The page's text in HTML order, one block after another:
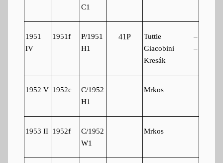
C1
1951
IV
1951f
P/1951
H1
41P
Tuttle –
Giacobini –
Kresák
1952 V 1952c
C/1952
H1
Mrkos
1953 II 1952f
C/1952
W1
Mrkos